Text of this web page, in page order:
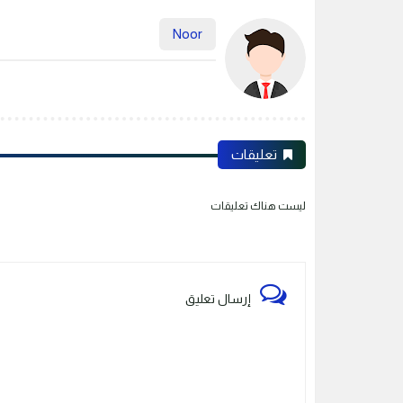
Noor
تعليقات
ليست هناك تعليقات
إرسال تعليق